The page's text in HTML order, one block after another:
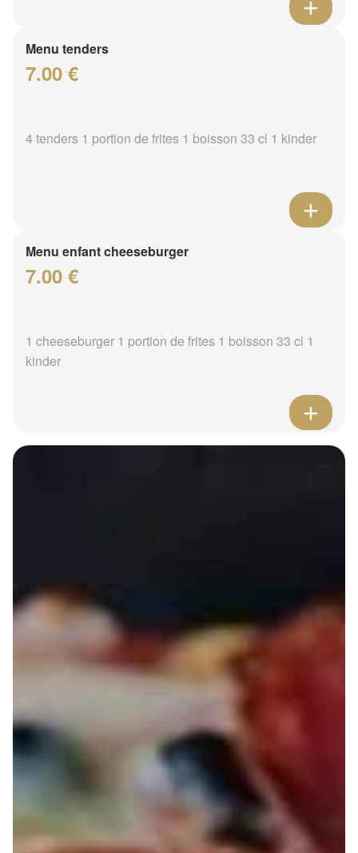
Menu tenders
7.00 €
4 tenders 1 portion de frites 1 boisson 33 cl 1 kinder
Menu enfant cheeseburger
7.00 €
1 cheeseburger 1 portion de frites 1 boisson 33 cl 1
kinder